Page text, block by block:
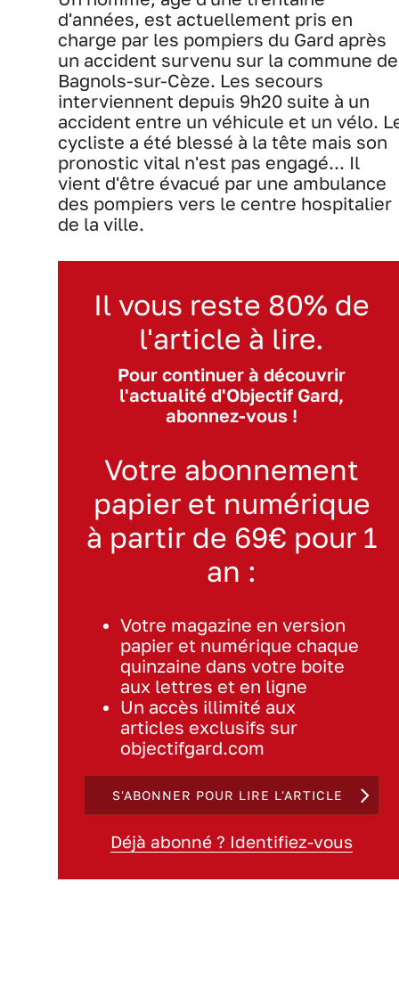
d'années, est actuellement pris en
charge par les pompiers du Gard après
un accident survenu sur la commune de
Bagnols-sur-Cèze. Les secours
interviennent depuis 9h20 suite à un
accident entre un véhicule et un vélo.
cycliste a été blessé à la tête mais son
pronostic vital n'est pas engagé... Il
vient d'être évacué par une ambulance
des pompiers vers le centre hospitalier
de la ville.
Il vous reste 80% de
l'article à lire.
Pour continuer à découvrir
l'actualité d'Objectif Gard,
abonnez-vous !
Votre abonnement
papier et numérique
à partir de 69€ pour 1
an :
Votre magazine en version
papier et numérique chaque
quinzaine dans votre boite
aux lettres et en ligne
Un accès illimité aux
articles exclusifs sur
objectifgard.com
S'ABONNER POUR LIRE L'ARTICLE
Déjà abonné ? Identifiez-vous